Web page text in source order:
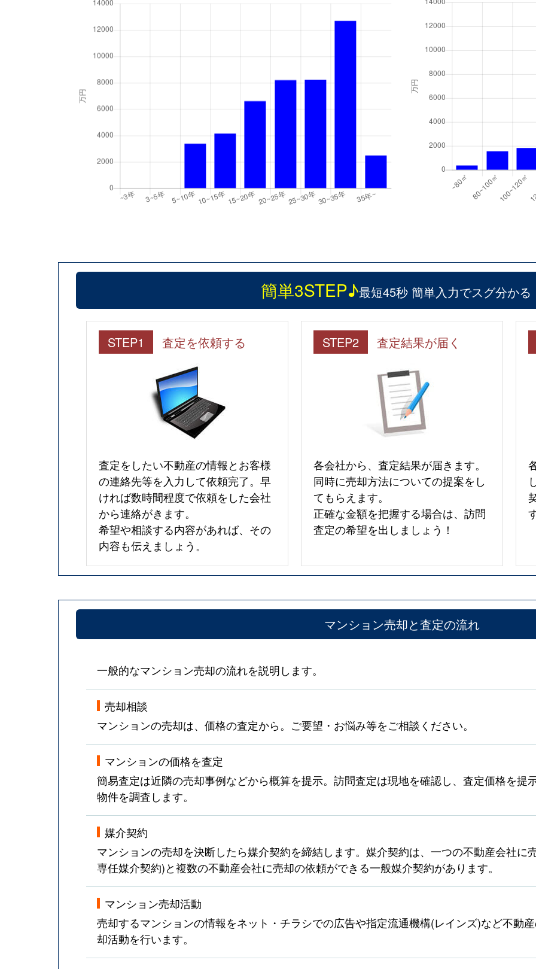
簡単3STEP♪最短45秒 簡単入力でスグ分かる
STEP1 査定を依頼する
査定をしたい不動産の情報とお客様
の連絡先等を入力して依頼完了。早
ければ数時間程度で依頼をした会社
から連絡がきます。
希望や相談する内容があれば、その
内容も伝えましょう。
STEP2 査定結果が届く
各会社から、査定結果が届きます。
同時に売却方法についての提案をし
てもらえます。
正確な金額を把握する場合は、訪問
査定の希望を出しましょう！
マンション売却と査定の流れ
一般的なマンション売却の流れを説明します。
売却相談
マンションの売却は、価格の査定から。ご要望・お悩み等をご相談ください。
マンションの価格を査定
簡易査定は近隣の売却事例などから概算を提示。訪問査定は現地を確認し、査定価格を提
物件を調査します。
媒介契約
マンションの売却を決断したら媒介契約を締結します。媒介契約は、一つの不動産会社に
専任媒介契約)と複数の不動産会社に売却の依頼ができる一般媒介契約があります。
マンション売却活動
売却するマンションの情報をネット・チラシでの広告や指定流通機構(レインズ)など不動
却活動を行います。